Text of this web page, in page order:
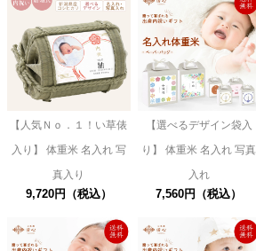
【人気Ｎｏ．１！い草俵
入り】 体重米 名入れ 写
真入り
9,720円（税込）
【選べるデザイン袋入
り】 体重米 名入れ 写真
入れ
7,560円（税込）